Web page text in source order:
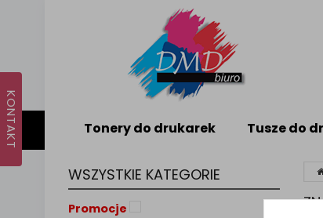
Tonery do drukarek Tusze do
WSZYSTKIE KATEGORIE
Promocje